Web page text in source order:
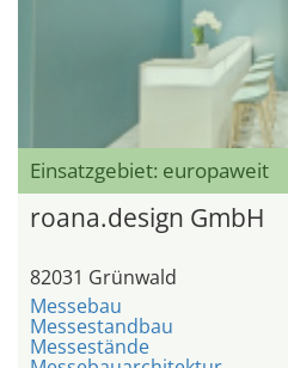
Einsatzgebiet: europaweit
roana.design GmbH
82031 Grünwald
Messebau
Messestandbau
Messestände